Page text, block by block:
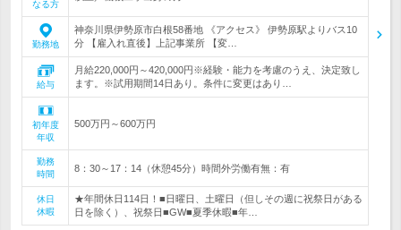
なる方
勤務地
神奈川県伊勢原市白根58番地 《アクセス》 伊勢原駅よりバス10
分 【雇入れ直後】上記事業所 【変…
給与
月給220,000円～420,000円※経験・能力を考慮のうえ、決定致し
ます。※試用期間14日あり。条件に変更はあり…
初年度
年収
500万円～600万円
勤務
時間
8：30～17：14（休憩45分）時間外労働有無：有
休日
休暇
★年間休日114日！■日曜日、土曜日（但しその週に祝祭日がある
日を除く）、祝祭日■GW■夏季休暇■年…